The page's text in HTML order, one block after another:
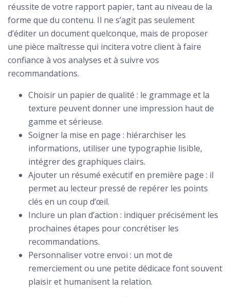
réussite de votre rapport papier, tant au niveau de la
forme que du contenu. Il ne s’agit pas seulement
d’éditer un document quelconque, mais de proposer
une pièce maîtresse qui incitera votre client à faire
confiance à vos analyses et à suivre vos
recommandations.
Choisir un papier de qualité : le grammage et la
texture peuvent donner une impression haut de
gamme et sérieuse.
Soigner la mise en page : hiérarchiser les
informations, utiliser une typographie lisible,
intégrer des graphiques clairs.
Ajouter un résumé exécutif en première page : il
permet au lecteur pressé de repérer les points
clés en un coup d’œil.
Inclure un plan d’action : indiquer précisément les
prochaines étapes pour concrétiser les
recommandations.
Personnaliser votre envoi : un mot de
remerciement ou une petite dédicace font souvent
plaisir et humanisent la relation.